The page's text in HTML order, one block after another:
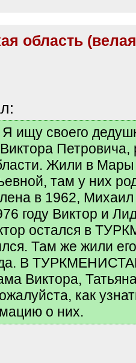
область
ищу своего
Петровича,
Жили в
там у них
в 1962,
году Виктор и
остался в
Там же жили
В
Виктора,
как
о них.